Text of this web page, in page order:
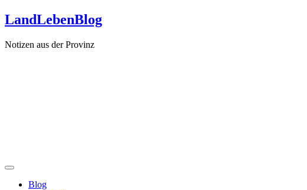
Zum
Inhalt
LandLebenBlog
Notizen aus der Provinz
Blog